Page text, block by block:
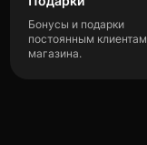
Бонусы и подарки
постоянным клиентам
магазина.